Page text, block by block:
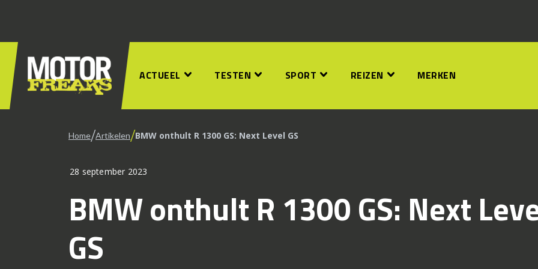
ACTUEEL TESTEN SPORT REIZEN MERKEN
Home/Artikelen/BMW onthult R 1300 GS: Next Level GS
28 september 2023
BMW onthult R 1300 GS: Next
GS